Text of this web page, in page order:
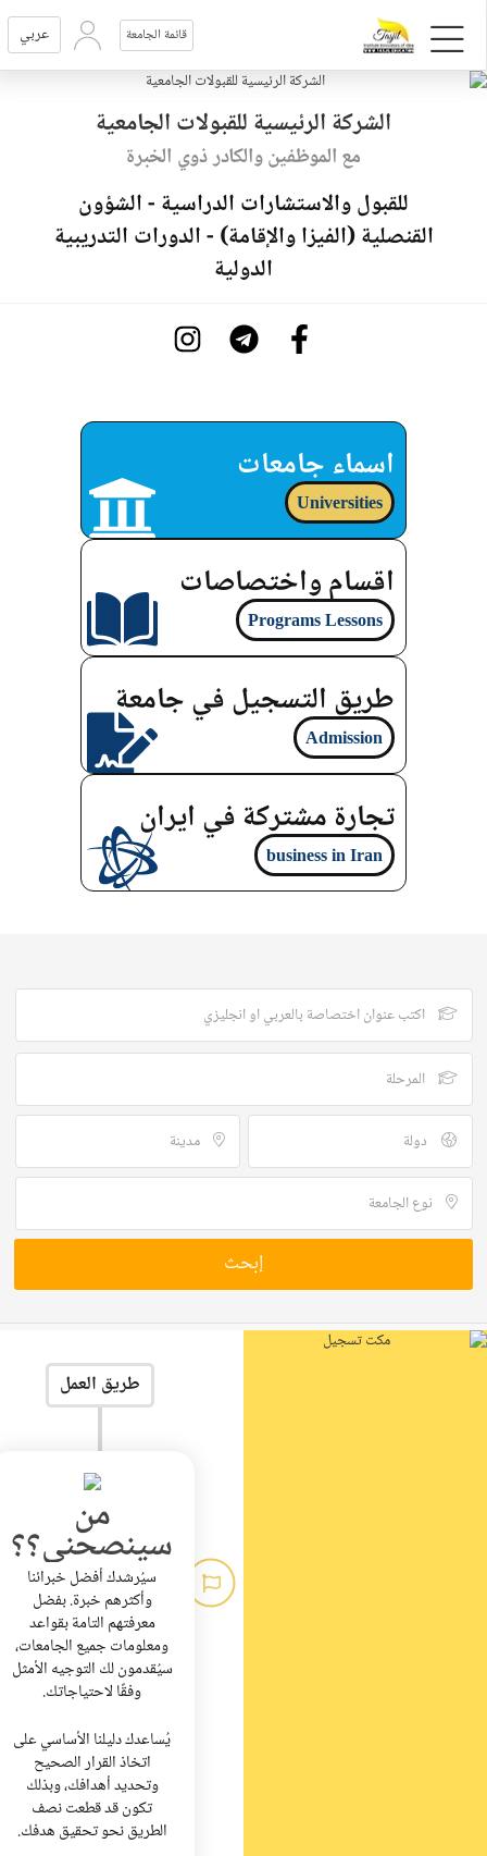
قائمة الجامعة عربي
الشركة الرئيسية للقبولات الجامعية
مع الموظفين والكادر ذوي الخبرة
للقبول والاستشارات الدراسية - الشؤون
القنصلية (الفيزا والإقامة) - الدورات التدريبية
الدولية
اسماء جامعات
Universities
اقسام واختصاصات
Programs Lessons
طريق التسجيل في جامعة
Admission
تجارة مشتركة في ايران
business in Iran
إبحث
طريق العمل
من
سينصحني؟؟
سيُرشدك أفضل خبرائنا
وأكثرهم خبرة. بفضل
معرفتهم التامة بقواعد
ومعلومات جميع الجامعات،
سيُقدمون لك التوجيه الأمثل
وفقًا لاحتياجاتك.
يُساعدك دليلنا الأساسي على
اتخاذ القرار الصحيح
وتحديد أهدافك، وبذلك
تكون قد قطعت نصف
الطريق نحو تحقيق هدفك.